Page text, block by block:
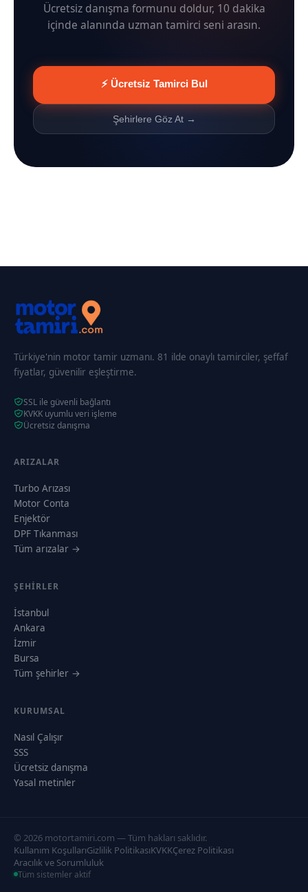
Ücretsiz danışma formunu doldur, 10 dakika
içinde alanında uzman tamirci seni arasın.
⚡ Ücretsiz Tamirci Bul
Şehirlere Göz At →
Türkiye'nin motor tamir uzmanı. 81 ilde onaylı tamirciler, şeffaf
fiyatlar, güvenilir eşleştirme.
SSL ile güvenli bağlantı
KVKK uyumlu veri işleme
Ücretsiz danışma
ARIZALAR
Turbo Arızası
Motor Conta
Enjektör
DPF Tıkanması
Tüm arızalar →
ŞEHIRLER
İstanbul
Ankara
İzmir
Bursa
Tüm şehirler →
KURUMSAL
Nasıl Çalışır
SSS
Ücretsiz danışma
Yasal metinler
© 2026 motortamiri.com — Tüm hakları saklıdır.
Kullanım KoşullarıGizlilik PolitikasıKVKKÇerez Politikası
Aracılık ve Sorumluluk
Tüm sistemler aktif